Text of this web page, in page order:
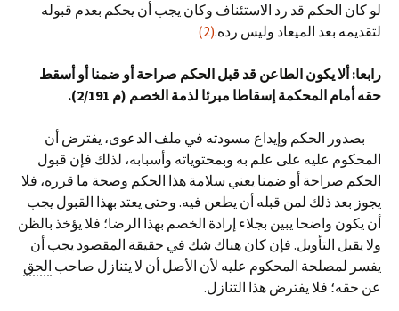
لو كان الحكم قد رد الاستئناف وكان يجب أن يحكم بعدم قبوله
لتقديمه بعد الميعاد وليس رده.(2)
رابعا: ألا يكون الطاعن قد قبل الحكم صراحة أو ضمنا أو أسقط
حقه أمام المحكمة إسقاطا مبرئا لذمة الخصم (م 2/191
).
بصدور الحكم وإيداع مسودته في ملف الدعوى، يفترض أن
المحكوم عليه على علم به وبمحتوياته وأسبابه، لذلك فإن قبول
الحكم صراحة أو ضمنا يعني سلامة هذا الحكم وصحة ما قرره، فلا
يجوز بعد ذلك لمن قبله أن يطعن فيه. وحتى يعتد بهذا القبول يجب
أن يكون واضحا يبين بجلاء إرادة الخصم بهذا الرضا؛ فلا يؤخذ بالظن
ولا يقبل التأويل. فإن كان هناك شك في حقيقة المقصود يجب أن
يفسر لمصلحة المحكوم عليه لأن الأصل أن لا يتنازل صاحب الحق
عن حقه؛ فلا يفترض هذا التنازل.